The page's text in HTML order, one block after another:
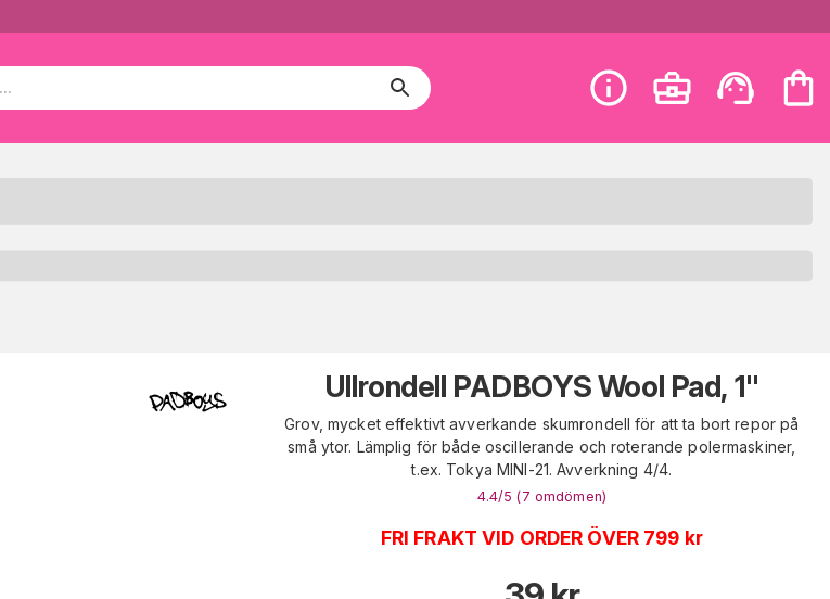
Ullrondell PADBOYS Wool Pad, 1"
Grov, mycket effektivt avverkande skumrondell för att ta bort repor på
små ytor. Lämplig för både oscillerande och roterande polermaskiner,
t.ex. Tokya MINI-21. Avverkning 4/4.
4.4/5 (7 omdömen)
FRI FRAKT VID ORDER ÖVER 799 kr